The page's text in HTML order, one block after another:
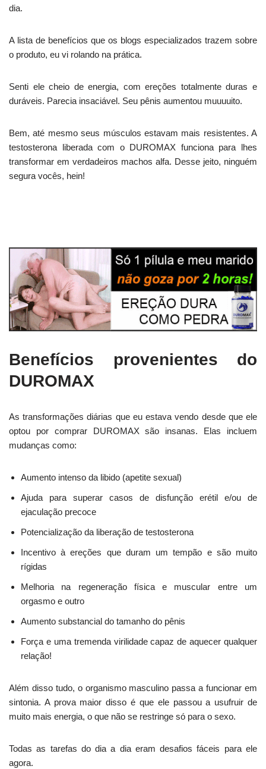
dia.
A lista de benefícios que os blogs especializados trazem sobre
o produto, eu vi rolando na prática.
Senti ele cheio de energia, com ereções totalmente duras e
duráveis. Parecia insaciável. Seu pênis aumentou muuuuito.
Bem, até mesmo seus músculos estavam mais resistentes. A
testosterona liberada com o DUROMAX funciona para lhes
transformar em verdadeiros machos alfa. Desse jeito, ninguém
segura vocês, hein!
Benefícios provenientes do
DUROMAX
As transformações diárias que eu estava vendo desde que ele
optou por comprar DUROMAX são insanas. Elas incluem
mudanças como:
Aumento intenso da libido (apetite sexual)
Ajuda para superar casos de disfunção erétil e/ou de
ejaculação precoce
Potencialização da liberação de testosterona
Incentivo à ereções que duram um tempão e são muito
rígidas
Melhoria na regeneração física e muscular entre um
orgasmo e outro
Aumento substancial do tamanho do pênis
Força e uma tremenda virilidade capaz de aquecer qualquer
relação!
Além disso tudo, o organismo masculino passa a funcionar em
sintonia. A prova maior disso é que ele passou a usufruir de
muito mais energia, o que não se restringe só para o sexo.
Todas as tarefas do dia a dia eram desafios fáceis para ele
agora.